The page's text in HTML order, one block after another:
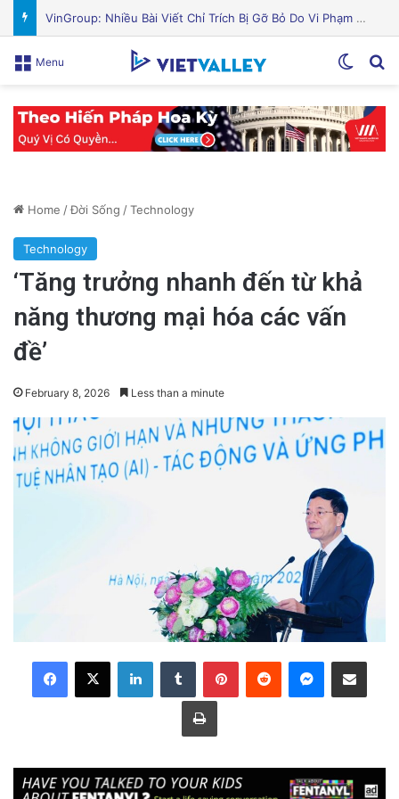
Nguyên Nhân Gây Nổ Tên Lửa Trên Bệ Phóng: Hé Lộ Từ Blue Origin
Menu
Home /Đời Sống /Technology
Technology
‘Tăng trưởng nhanh đến từ khả
năng thương mại hóa các vấn
đề’
February 8, 2026 Less than a minute
LinkedInTumblr PinterestReddit Messenger
Share via Email
Print